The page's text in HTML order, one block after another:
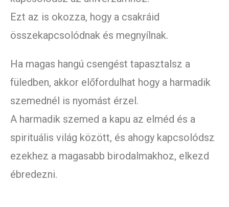
Ezt az is okozza, hogy a csakráid
összekapcsolódnak és megnyílnak.
Ha magas hangú csengést tapasztalsz a
füledben, akkor előfordulhat hogy a harmadik
szemednél is nyomást érzel.
A harmadik szemed a kapu az elméd és a
spirituális világ között, és ahogy kapcsolódsz
ezekhez a magasabb birodalmakhoz, elkezd
ébredezni.